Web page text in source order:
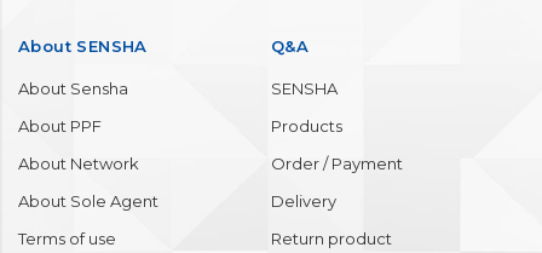
About SENSHA
About Sensha
About PPF
About Network
About Sole Agent
Terms of use
Q&A
SENSHA
Products
Order / Payment
Delivery
Return product